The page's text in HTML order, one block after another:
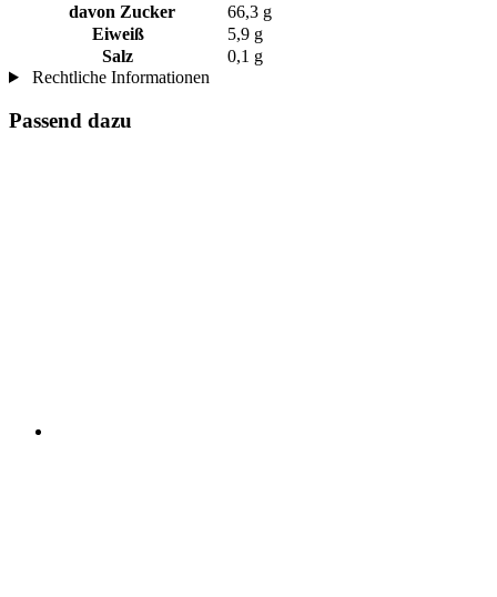
davon Zucker
66,3 g
Eiweiß
5,9 g
Salz
0,1 g
Rechtliche Informationen
Passend dazu